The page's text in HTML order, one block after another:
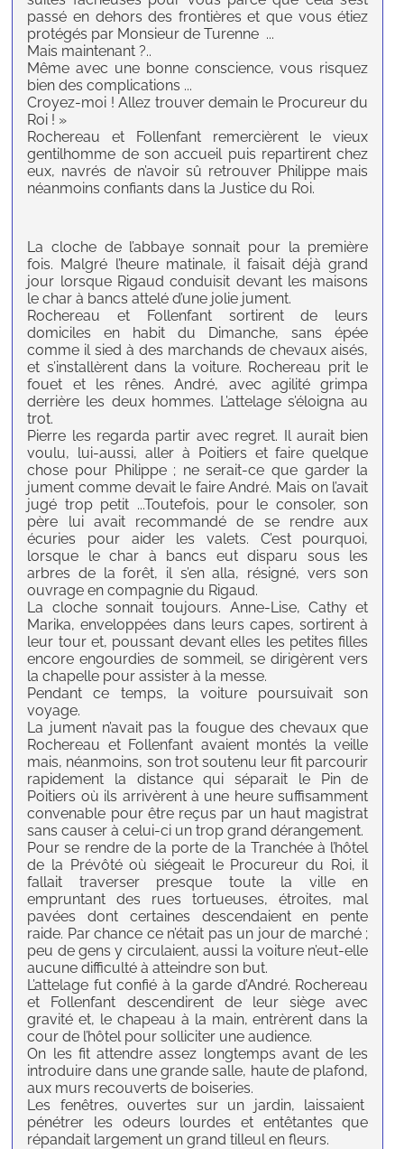
passé en dehors des frontières et que vous étiez
protégés par Monsieur de Turenne ...
Mais maintenant ?..
Même avec une bonne conscience, vous risquez
bien des complications ...
Croyez-moi ! Allez trouver demain le Procureur du
Roi ! »
Rochereau et Follenfant remercièrent le vieux
gentilhomme de son accueil puis repartirent chez
eux, navrés de n’avoir sû retrouver Philippe mais
néanmoins confiants dans la Justice du Roi.
La cloche de l’abbaye sonnait pour la première
fois. Malgré l’heure matinale, il faisait déjà grand
jour lorsque Rigaud conduisit devant les maisons
le char à bancs attelé d’une jolie jument.
Rochereau et Follenfant sortirent de leurs
domiciles en habit du Dimanche, sans épée
comme il sied à des marchands de chevaux aisés,
et s’installèrent dans la voiture. Rochereau prit le
fouet et les rênes. André, avec agilité grimpa
derrière les deux hommes. L’attelage s’éloigna au
trot.
Pierre les regarda partir avec regret. Il aurait bien
voulu, lui-aussi, aller à Poitiers et faire quelque
chose pour Philippe ; ne serait-ce que garder la
jument comme devait le faire André. Mais on l’avait
jugé trop petit ...Toutefois, pour le consoler, son
père lui avait recommandé de se rendre aux
écuries pour aider les valets. C’est pourquoi,
lorsque le char à bancs eut disparu sous les
arbres de la forêt, il s’en alla, résigné, vers son
ouvrage en compagnie du Rigaud.
La cloche sonnait toujours. Anne-Lise, Cathy et
Marika, enveloppées dans leurs capes, sortirent à
leur tour et, poussant devant elles les petites filles
encore engourdies de sommeil, se dirigèrent vers
la chapelle pour assister à la messe.
Pendant ce temps, la voiture poursuivait son
voyage.
La jument n’avait pas la fougue des chevaux que
Rochereau et Follenfant avaient montés la veille
mais, néanmoins, son trot soutenu leur fit parcourir
rapidement la distance qui séparait le Pin de
Poitiers où ils arrivèrent à une heure suffisamment
convenable pour être reçus par un haut magistrat
sans causer à celui-ci un trop grand dérangement.
Pour se rendre de la porte de la Tranchée à l’hôtel
de la Prévôté où siégeait le Procureur du Roi, il
fallait traverser presque toute la ville en
empruntant des rues tortueuses, étroites, mal
pavées dont certaines descendaient en pente
raide. Par chance ce n’était pas un jour de marché ;
peu de gens y circulaient, aussi la voiture n’eut-elle
aucune difficulté à atteindre son but.
L’attelage fut confié à la garde d’André. Rochereau
et Follenfant descendirent de leur siège avec
gravité et, le chapeau à la main, entrèrent dans la
cour de l’hôtel pour solliciter une audience.
On les fit attendre assez longtemps avant de les
introduire dans une grande salle, haute de plafond,
aux murs recouverts de boiseries.
Les fenêtres, ouvertes sur un jardin, laissaient
pénétrer les odeurs lourdes et entêtantes que
répandait largement un grand tilleul en fleurs.